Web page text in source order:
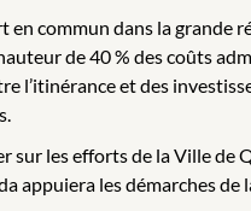
commun dans la grande
de 40 % des coûts
l’itinérance et des
sur les efforts de la Ville
appuiera les démarches